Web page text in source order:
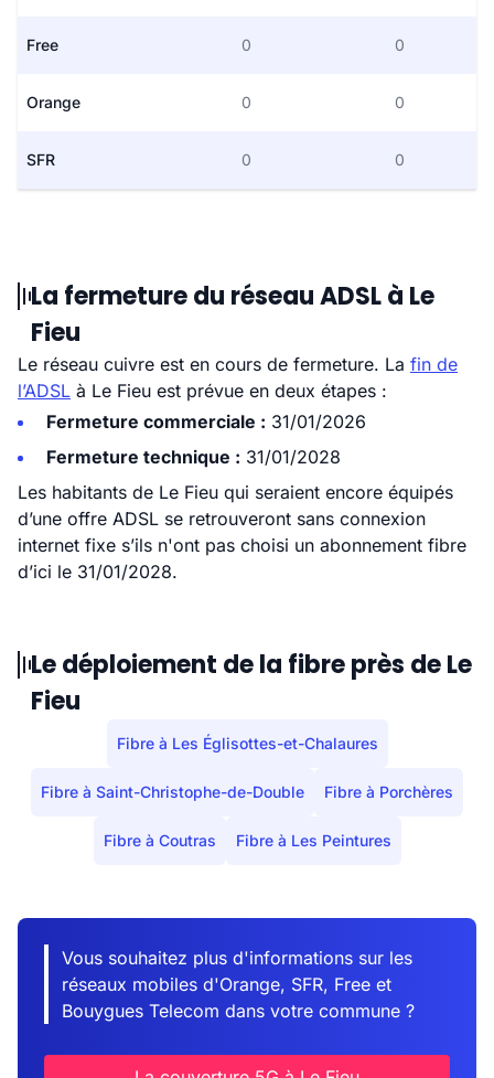
Free 0 0
Orange 0 0
SFR 0 0
La fermeture du réseau ADSL à Le
Fieu
Le réseau cuivre est en cours de fermeture. La fin de
l’ADSL à Le Fieu est prévue en deux étapes :
Fermeture commerciale : 31/01/2026
Fermeture technique : 31/01/2028
Les habitants de Le Fieu qui seraient encore équipés
d’une offre ADSL se retrouveront sans connexion
internet fixe s’ils n'ont pas choisi un abonnement fibre
d’ici le 31/01/2028.
Le déploiement de la fibre près de Le
Fieu
Fibre à Les Églisottes-et-Chalaures
Fibre à Saint-Christophe-de-Double Fibre à Porchères
Fibre à Coutras Fibre à Les Peintures
Vous souhaitez plus d'informations sur les
réseaux mobiles d'Orange, SFR, Free et
Bouygues Telecom dans votre commune ?